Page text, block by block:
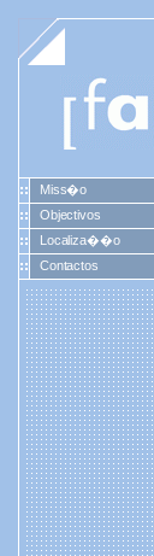
Miss�o
Objectivos
Localiza��o
Contactos